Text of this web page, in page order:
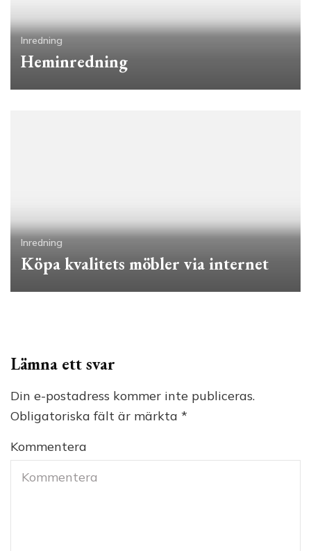
Inredning
Heminredning
Inredning
Köpa kvalitets möbler via internet
Lämna ett svar
Din e-postadress kommer inte publiceras.
Obligatoriska fält är märkta *
Kommentera